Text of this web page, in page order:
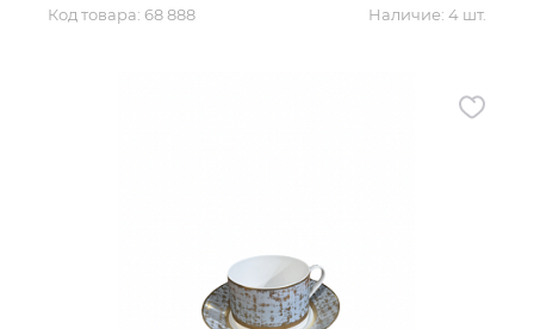
Код товара: 68 888 Наличие: 4 шт.